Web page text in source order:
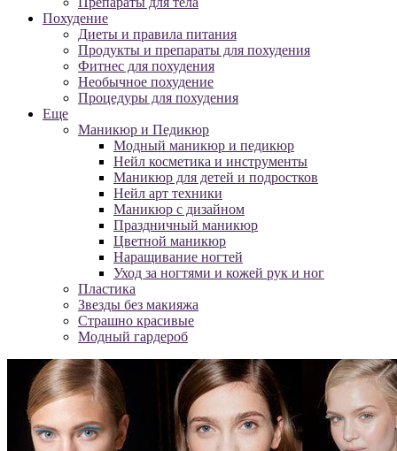
Похудение
Диеты и правила питания
Продукты и препараты для похудения
Фитнес для похудения
Необычное похудение
Процедуры для похудения
Еще
Маникюр и Педикюр
Модный маникюр и педикюр
Нейл косметика и инструменты
Маникюр для детей и подростков
Нейл арт техники
Маникюр с дизайном
Праздничный маникюр
Цветной маникюр
Наращивание ногтей
Уход за ногтями и кожей рук и ног
Пластика
Звезды без макияжа
Страшно красивые
Модный гардероб